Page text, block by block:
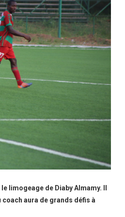
limogeage de Diaby Almamy. Il
coach aura de grands défis à